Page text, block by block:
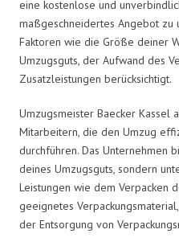
eine kostenlose und
maßgeschneidertes Angebot zu
Faktoren wie die Größe deiner
Umzugsguts, der Aufwand des
Zusatzleistungen berücksichtigt.
Umzugsmeister Baecker Kassel
Mitarbeitern, die den Umzug
durchführen. Das Unternehmen
deines Umzugsguts, sondern
Leistungen wie dem Verpacken
geeignetes
der Entsorgung von